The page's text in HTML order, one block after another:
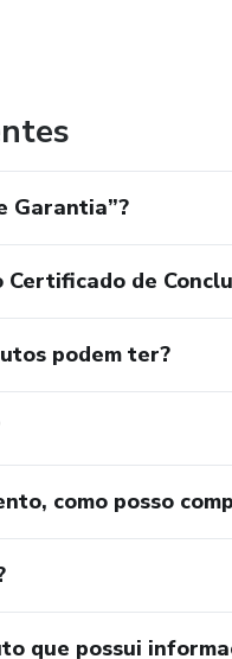
Garantia”?
Certificado de
podem ter?
como posso
que possui